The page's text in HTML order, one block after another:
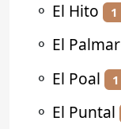
⚬ El Hito 1
⚬ El Palmar
⚬ El Poal 1
⚬ El Puntal